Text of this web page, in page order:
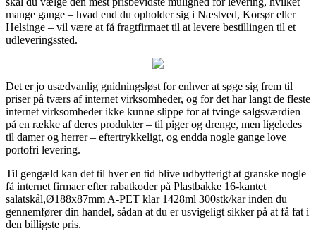
mange gange – hvad end du opholder sig i Næstved, Korsør eller
Helsinge – vil være at få fragtfirmaet til at levere bestillingen til et
udleveringssted.
Det er jo usædvanlig gnidningsløst for enhver at søge sig frem til
priser på tværs af internet virksomheder, og for det har langt de fleste
internet virksomheder ikke kunne slippe for at tvinge salgsværdien
på en række af deres produkter – til piger og drenge, men ligeledes
til damer og herrer – eftertrykkeligt, og endda nogle gange love
portofri levering.
Til gengæld kan det til hver en tid blive udbytterigt at granske nogle
få internet firmaer efter rabatkoder på Plastbakke 16-kantet
salatskål,Ø188x87mm A-PET klar 1428ml 300stk/kar inden du
gennemfører din handel, sådan at du er usvigeligt sikker på at få fat i
den billigste pris.